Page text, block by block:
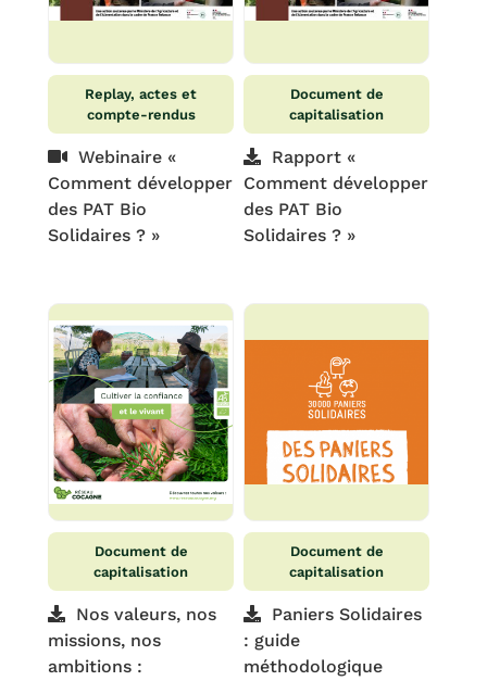
Replay, actes et
compte-rendus
Webinaire «
Comment développer
des PAT Bio
Solidaires ? »
Document de
capitalisation
Rapport «
Comment développer
des PAT Bio
Solidaires ? »
Document de
capitalisation
Nos valeurs, nos
missions, nos
ambitions :
Document de
capitalisation
Paniers Solidaires
: guide
méthodologique